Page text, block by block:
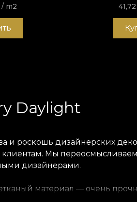
/ m2
Daylight
и роскошь дизайнерских
клиентам. Мы
дизайнерами.
материал — очень